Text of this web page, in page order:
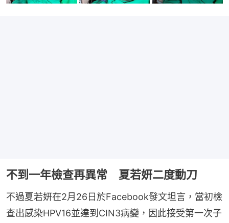
不到一年檢查再異常 夏若妍二度動刀
不過夏若妍在2月26日於Facebook發文坦言，當初檢
查出感染HPV16並達到CIN3病變，因此接受第一次子